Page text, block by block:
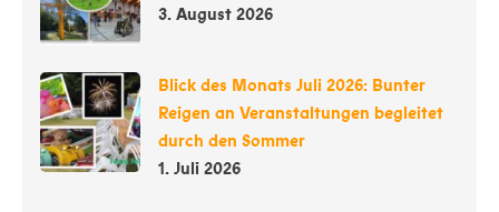
3. August 2026
Blick des Monats Juli 2026: Bunter
Reigen an Veranstaltungen begleitet
durch den Sommer
1. Juli 2026